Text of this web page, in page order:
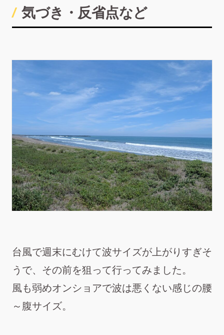
気づき・反省点など
台風で週末にむけて波サイズが上がりすぎそ
うで、その前を狙って行ってみました。
風も弱めオンショアで波は悪くない感じの腰
～腹サイズ。